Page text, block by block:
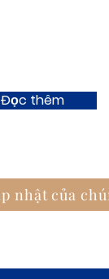
Đọc thêm